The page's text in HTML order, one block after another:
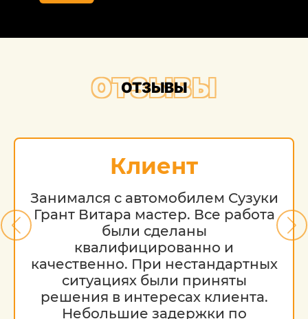
ознакомительный характер и ни при
офертой, определяемой положениями
зависимости от марки автомобиля, его
возраста и технического состояния.
ОТЗЫВЫ
ОТЗЫВЫ
Клиент
Занимался с автомобилем Сузуки
Грант Витара мастер. Все работа
были сделаны
квалифицированно и
качественно. При нестандартных
ситуациях были приняты
решения в интересах клиента.
Небольшие задержки по